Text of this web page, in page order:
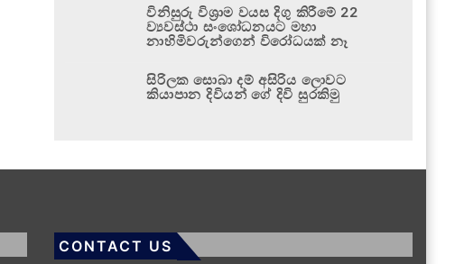
විනිසුරු විශ්‍රාම වයස දිගු කිරීමේ 22
ව්‍යවස්ථා සංශෝධනයට මහා
නාහිමිවරුන්ගෙන් විරෝධයක් නෑ
සිරිලක සොබා දම් අසිරිය ලොවට
කියාපාන දිවියන් ගේ දිවි සුරකිමු
CONTACT US